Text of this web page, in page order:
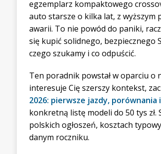
egzemplarz kompaktowego
auto starsze o kilka lat, z wyższym
awarii. To nie powód do paniki,
się kupić solidnego, bezpiecznego
czego szukamy i co odpuścić.
Ten poradnik powstał w oparciu o
interesuje Cię szerszy kontekst,
2026: pierwsze jazdy, porównania
konkretną listę modeli do 50 tys zł.
polskich ogłoszeń, kosztach
danym roczniku.